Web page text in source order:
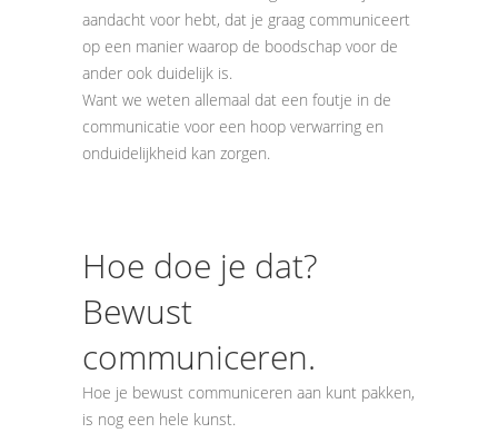
aandacht voor hebt, dat je graag communiceert
op een manier waarop de boodschap voor de
ander ook duidelijk is.
Want we weten allemaal dat een foutje in de
communicatie voor een hoop verwarring en
onduidelijkheid kan zorgen.
Hoe doe je dat?
Bewust
communiceren.
Hoe je bewust communiceren aan kunt pakken,
is nog een hele kunst.